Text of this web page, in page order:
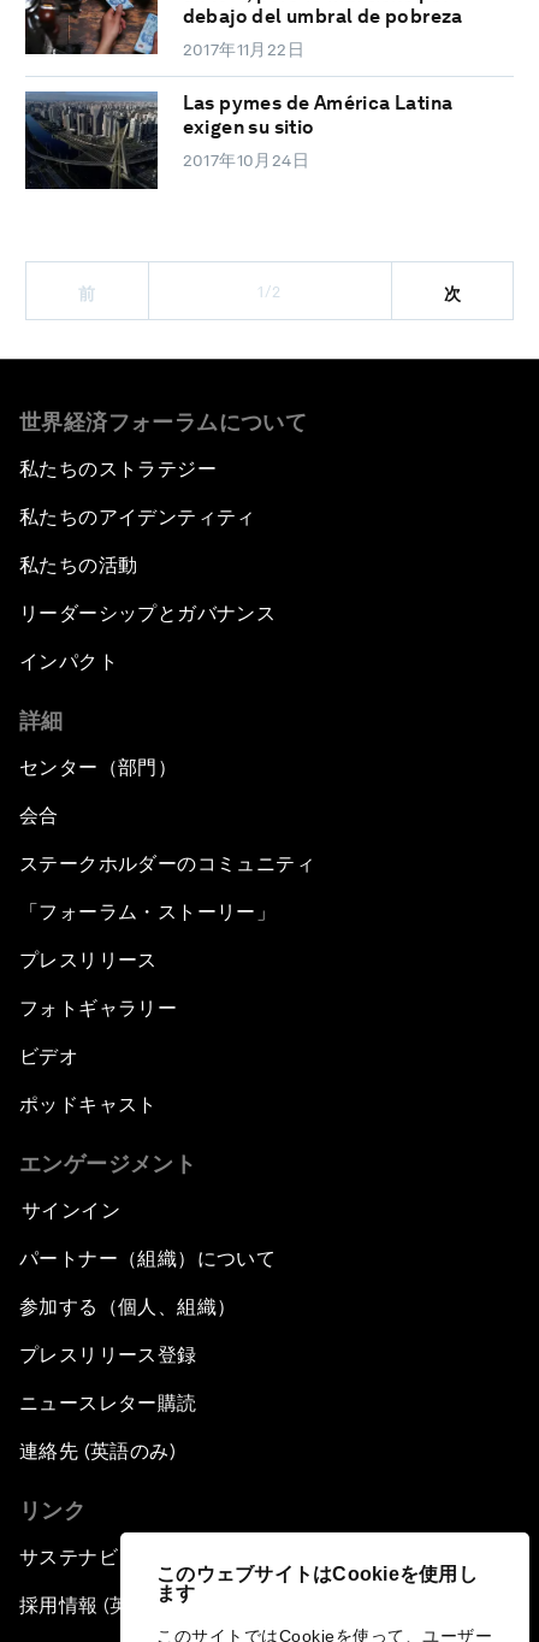
このウェブサイトはCookieを使用し
ます
このサイトではCookieを使って、ユーザー
debajo del umbral de pobreza
2017年11月22日
Las pymes de América Latina
exigen su sitio
2017年10月24日
前 1/2 次
世界経済フォーラムについて
私たちのストラテジー
私たちのアイデンティティ
私たちの活動
リーダーシップとガバナンス
インパクト
詳細
センター（部門）
会合
ステークホルダーのコミュニティ
「フォーラム・ストーリー」
プレスリリース
フォトギャラリー
ビデオ
ポッドキャスト
エンゲージメント
サインイン
パートナー（組織）について
参加する（個人、組織）
プレスリリース登録
ニュースレター購読
連絡先 (英語のみ)
リンク
サステナビリティへの取り組み
採用情報 (英語のみ)